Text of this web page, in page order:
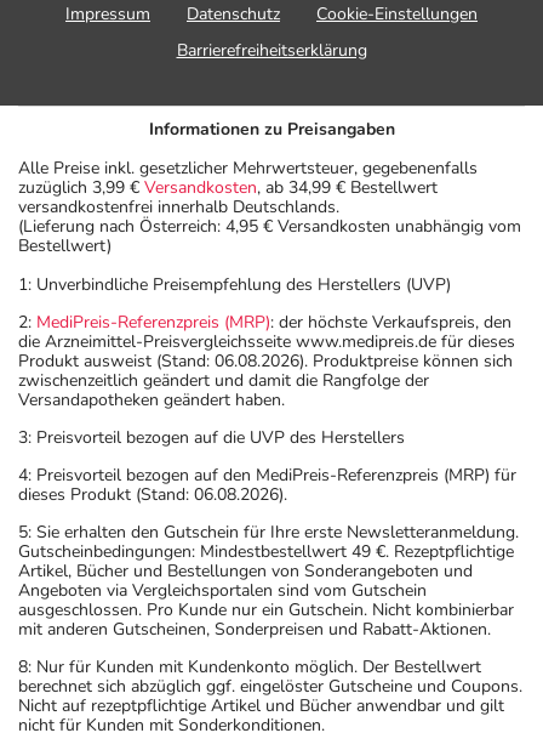
Impressum
Datenschutz
Cookie-Einstellungen
Barrierefreiheitserklärung
Informationen zu Preisangaben
Alle Preise inkl. gesetzlicher Mehrwertsteuer, gegebenenfalls
zuzüglich 3,99 € Versandkosten, ab 34,99 € Bestellwert
versandkostenfrei innerhalb Deutschlands.
(Lieferung nach Österreich: 4,95 € Versandkosten unabhängig vom
Bestellwert)
1: Unverbindliche Preisempfehlung des Herstellers (UVP)
2: MediPreis-Referenzpreis (MRP): der höchste Verkaufspreis, den
die Arzneimittel-Preisvergleichsseite www.medipreis.de für dieses
Produkt ausweist (Stand: 06.08.2026). Produktpreise können sich
zwischenzeitlich geändert und damit die Rangfolge der
Versandapotheken geändert haben.
3: Preisvorteil bezogen auf die UVP des Herstellers
4: Preisvorteil bezogen auf den MediPreis-Referenzpreis (MRP) für
dieses Produkt (Stand: 06.08.2026).
5: Sie erhalten den Gutschein für Ihre erste Newsletteranmeldung.
Gutscheinbedingungen: Mindestbestellwert 49 €. Rezeptpflichtige
Artikel, Bücher und Bestellungen von Sonderangeboten und
Angeboten via Vergleichsportalen sind vom Gutschein
ausgeschlossen. Pro Kunde nur ein Gutschein. Nicht kombinierbar
mit anderen Gutscheinen, Sonderpreisen und Rabatt-Aktionen.
8: Nur für Kunden mit Kundenkonto möglich. Der Bestellwert
berechnet sich abzüglich ggf. eingelöster Gutscheine und Coupons.
Nicht auf rezeptpflichtige Artikel und Bücher anwendbar und gilt
nicht für Kunden mit Sonderkonditionen.